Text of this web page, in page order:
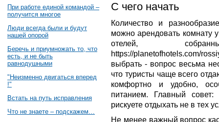
При работе единой командой –
получится многое
Люди всегда были и будут
нашей опорой
Беречь и приумножать то, что
есть, и не быть
равнодушными
"Неизменно двигаться вперед
!"
Встать на путь исправления
Что не знаете – подскажем…
С чего начать
Количество и
можно арендовать комнату
отелей,
https://planetofhotels.com/
выбрать - вопрос весьма
что туристы чаще всего
комфортно и удобно,
питанием. Главный
рискуете отдыхать не в тех
Не менее важный вопрос